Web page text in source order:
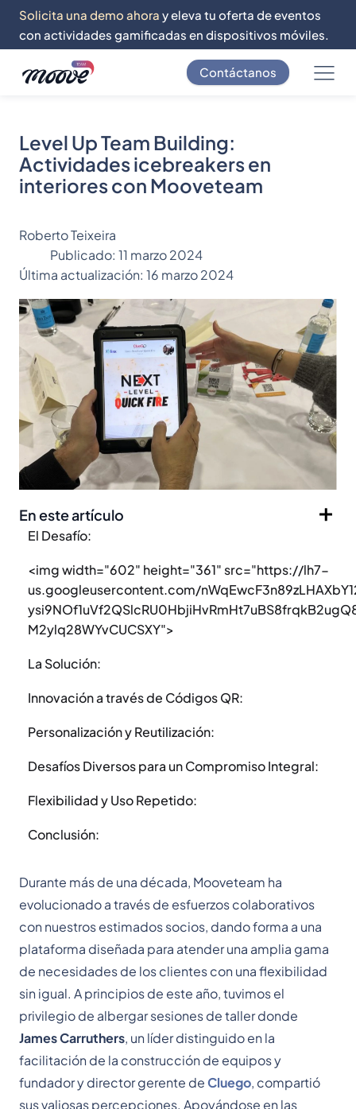
Solicita una demo ahora y eleva tu oferta de eventos
con actividades gamificadas en dispositivos móviles.
Contáctanos
Level Up Team Building:
Actividades icebreakers en
interiores con Mooveteam
Roberto Teixeira
Publicado: 11 marzo 2024
Última actualización: 16 marzo 2024
En este artículo
El Desafío:
<img width="602" height="361" src="https://lh7-
us.googleusercontent.com/
M2ylq28WYvCUCSXY">
La Solución:
Innovación a través de Códigos QR:
Personalización y Reutilización:
Desafíos Diversos para un Compromiso Integral:
Flexibilidad y Uso Repetido:
Conclusión:
Durante más de una década, Mooveteam ha
evolucionado a través de esfuerzos colaborativos
con nuestros estimados socios, dando forma a una
plataforma diseñada para atender una amplia gama
de necesidades de los clientes con una flexibilidad
sin igual. A principios de este año, tuvimos el
privilegio de albergar sesiones de taller donde
James Carruthers, un líder distinguido en la
facilitación de la construcción de equipos y
fundador y director gerente deCluego, compartió
sus valiosas percepciones. Apoyándose en las